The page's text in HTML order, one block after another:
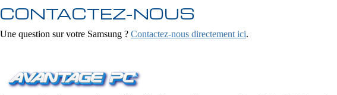
CONTACTEZ-NOUS
Une question sur votre Samsung ? Contactez-nous directement ici.